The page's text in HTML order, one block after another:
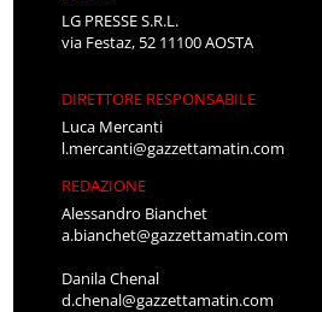
LG PRESSE S.R.L.
via Festaz, 52 11100 AOSTA
DIRETTORE RESPONSABILE
Luca Mercanti
l.mercanti@gazzettamatin.com
REDAZIONE
Alessandro Bianchet
a.bianchet@gazzettamatin.com
Danila Chenal
d.chenal@gazzettamatin.com